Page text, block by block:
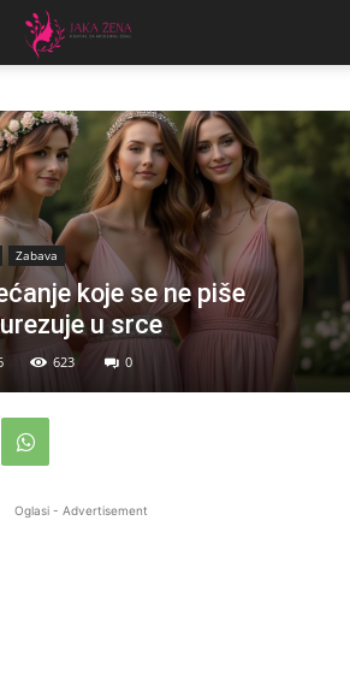
Zabava
koje se ne piše
u srce
623 0
Oglasi - Advertisement